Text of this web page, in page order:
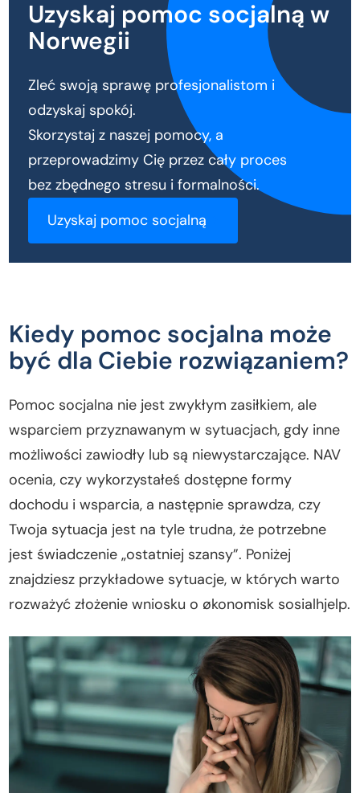
Uzyskaj pomoc socjalną w
Norwegii
Zleć swoją sprawę profesjonalistom i
odzyskaj spokój.
Skorzystaj z naszej pomocy, a
przeprowadzimy Cię przez cały proces
bez zbędnego stresu i formalności.
Uzyskaj pomoc socjalną
Kiedy pomoc socjalna może
być dla Ciebie rozwiązaniem?
Pomoc socjalna nie jest zwykłym zasiłkiem, ale
wsparciem przyznawanym w sytuacjach, gdy inne
możliwości zawiodły lub są niewystarczające. NAV
ocenia, czy wykorzystałeś dostępne formy
dochodu i wsparcia, a następnie sprawdza, czy
Twoja sytuacja jest na tyle trudna, że potrzebne
jest świadczenie „ostatniej szansy”. Poniżej
znajdziesz przykładowe sytuacje, w których warto
rozważyć złożenie wniosku o økonomisk sosialhjelp.